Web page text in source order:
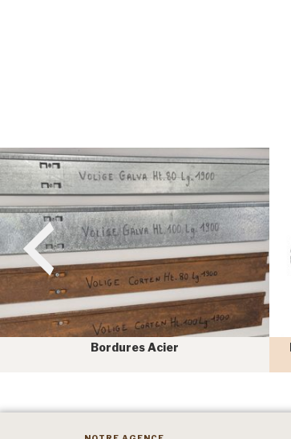
Bordures Acier